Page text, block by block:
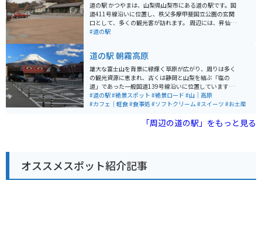
道の駅 かつやまは、山梨県山梨市にある道の駅です。国
道411号線沿いに位置し、秩父多摩甲斐国立公園の玄関
口として、多くの観光客が訪れます。 周辺には、昇仙峡
や西沢渓谷といった景勝地があり、四季折々の美しい自
インの試飲も楽しめます。 道の駅には、地元産の新鮮な
野菜や果物を販売する農産物直売所や、山梨の名産品を
扱うお土産コーナーがあります。レストランでは、ほう
とうなどの郷土料理や、地元産の食材を使った料理を味
わうことができます。 バイクで訪れる場合、道の駅の駐
車場は広々としていて、休憩に最適です。周辺のワイン
し、山間部のため、天候の変化に注意が必要です。 山梨
の名産品としては、ぶどう、桃、ワインの他に、ほうと
#道の駅
道の駅 朝霧高原
雄大な富士山を背景に緑輝く草原が広がり、周りは多く
の観光資源に恵まれ、古くは静岡と山梨を結ぶ「塩の
道」であった一般国道139号線沿いに位置しています。
牛舎風デザインと牧歌的イメージで整備され、地元の特
産品などもあり、自然とのふれあいや思わぬ発見が期待
#道の駅#絶景スポット #絶景ロード #山｜高原
#カフェ｜軽食#食事処 #ソフトクリーム#スイーツ #お土産
「周辺の道の駅」をもっと見る
オススメスポット紹介記事